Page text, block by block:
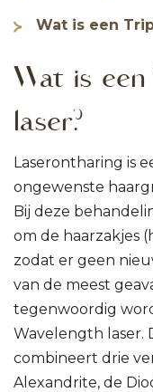
Wat is een
Wat is
laser?
Laserontharing is
ongewenste
Bij deze
om de haarzakjes
zodat er geen
van de meest
tegenwoordig
Wavelength laser.
combineert drie
Alexandrite, de